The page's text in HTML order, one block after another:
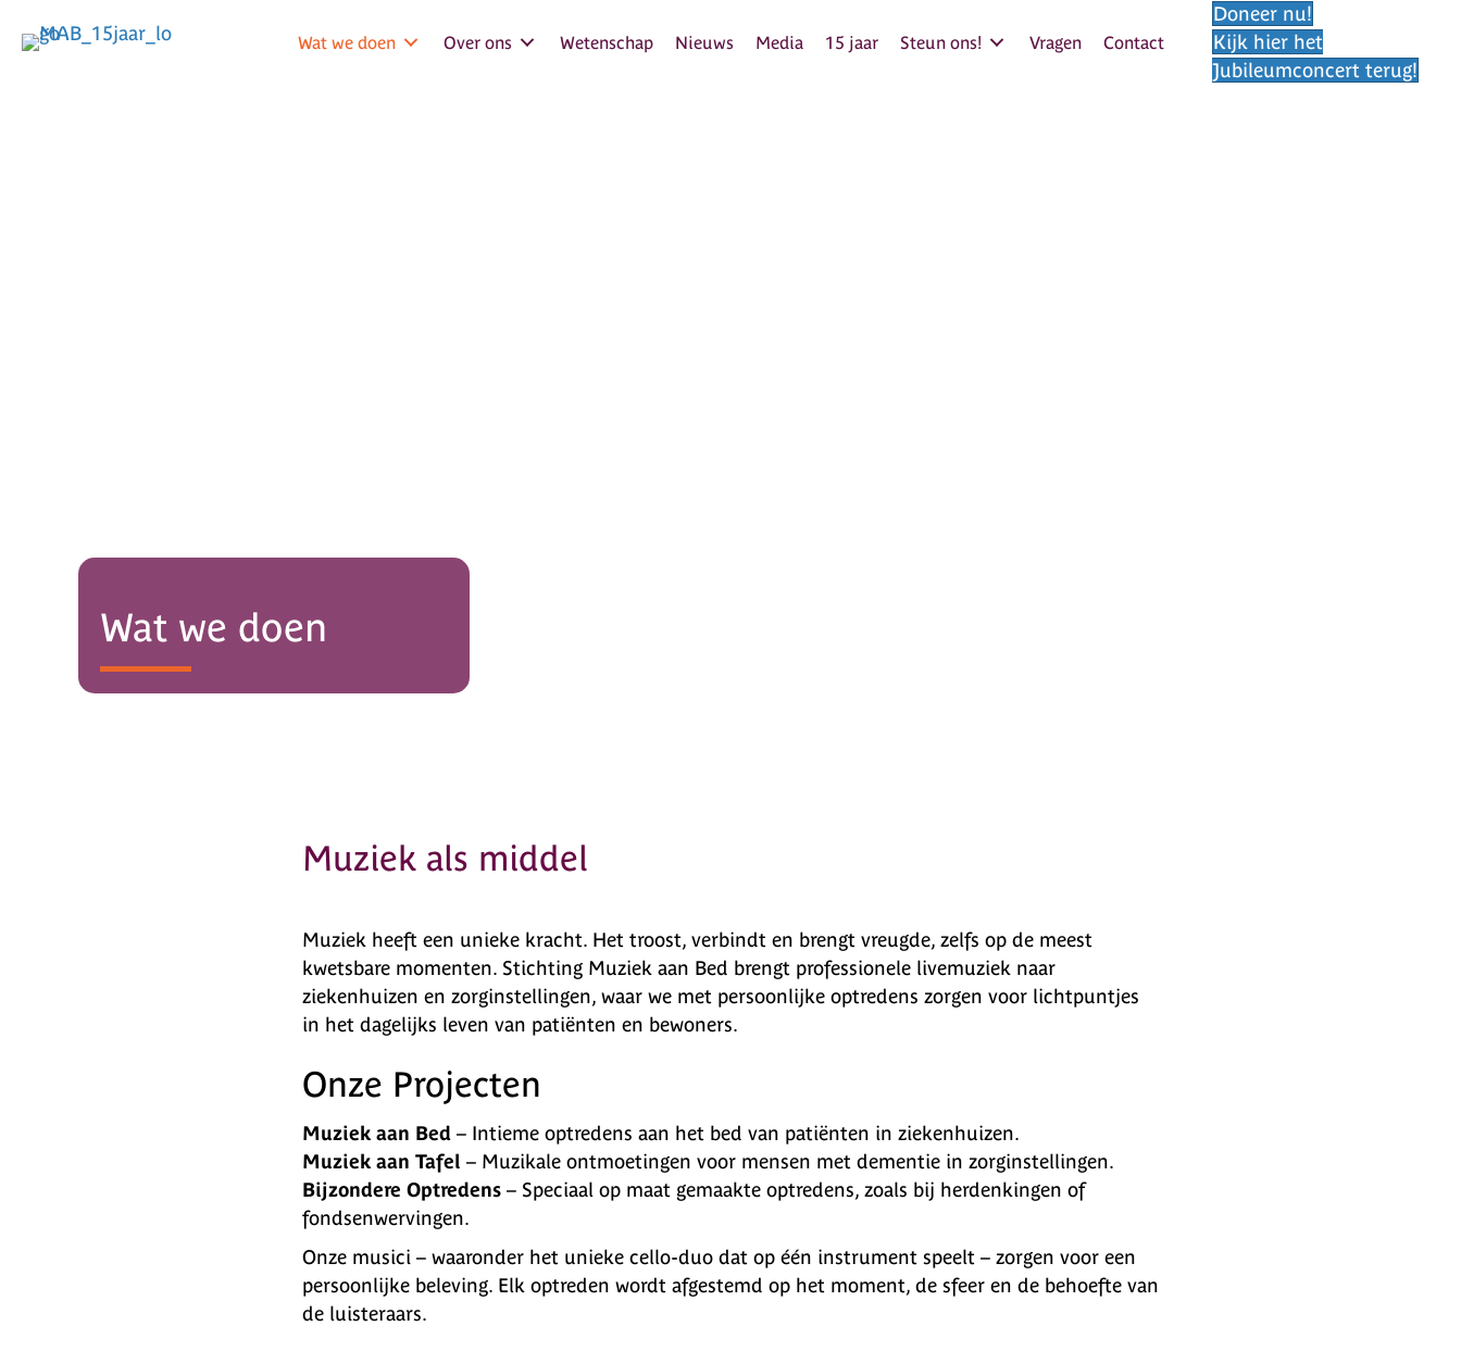
Wat we doen Over ons Wetenschap Nieuws Media 15 jaar Steun ons! Vragen Contact
Doneer nu!
Kijk hier het
Jubileumconcert terug!
Wat we doen
Muziek als middel
Muziek heeft een unieke kracht. Het troost, verbindt en brengt vreugde, zelfs op de meest
kwetsbare momenten. Stichting Muziek aan Bed brengt professionele livemuziek naar
ziekenhuizen en zorginstellingen, waar we met persoonlijke optredens zorgen voor lichtpuntjes
in het dagelijks leven van patiënten en bewoners.
Onze Projecten
Muziek aan Bed – Intieme optredens aan het bed van patiënten in ziekenhuizen.
Muziek aan Tafel – Muzikale ontmoetingen voor mensen met dementie in zorginstellingen.
Bijzondere Optredens – Speciaal op maat gemaakte optredens, zoals bij herdenkingen of
fondsenwervingen.
Onze musici – waaronder het unieke cello-duo dat op één instrument speelt – zorgen voor een
persoonlijke beleving. Elk optreden wordt afgestemd op het moment, de sfeer en de behoefte van
de luisteraars.